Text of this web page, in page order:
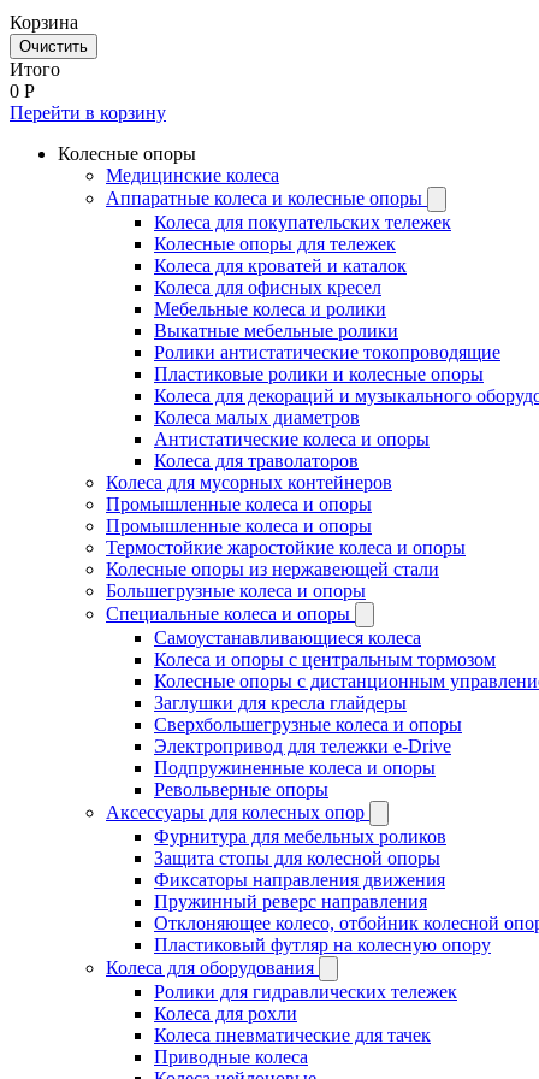
Корзина
Очистить
Итого
0 Р
Перейти в корзину
Колесные опоры
Медицинские колеса
Аппаратные колеса и колесные опоры
Колеса для покупательских тележек
Колесные опоры для тележек
Колеса для кроватей и каталок
Колеса для офисных кресел
Мебельные колеса и ролики
Выкатные мебельные ролики
Ролики антистатические токопроводящие
Пластиковые ролики и колесные опоры
Колеса для декораций и музыкального
Колеса малых диаметров
Антистатические колеса и опоры
Колеса для траволаторов
Колеса для мусорных контейнеров
Промышленные колеса и опоры
Промышленные колеса и опоры
Термостойкие жаростойкие колеса и опоры
Колесные опоры из нержавеющей стали
Большегрузные колеса и опоры
Специальные колеса и опоры
Самоустанавливающиеся колеса
Колеса и опоры с центральным тормозом
Колесные опоры с дистанционным
Заглушки для кресла глайдеры
Сверхбольшегрузные колеса и опоры
Электропривод для тележки e-Drive
Подпружиненные колеса и опоры
Револьверные опоры
Аксессуары для колесных опор
Фурнитура для мебельных роликов
Защита стопы для колесной опоры
Фиксаторы направления движения
Пружинный реверс направления
Отклоняющее колесо, отбойник колесной
Пластиковый футляр на колесную опору
Колеса для оборудования
Ролики для гидравлических тележек
Колеса для рохли
Колеса пневматические для тачек
Приводные колеса